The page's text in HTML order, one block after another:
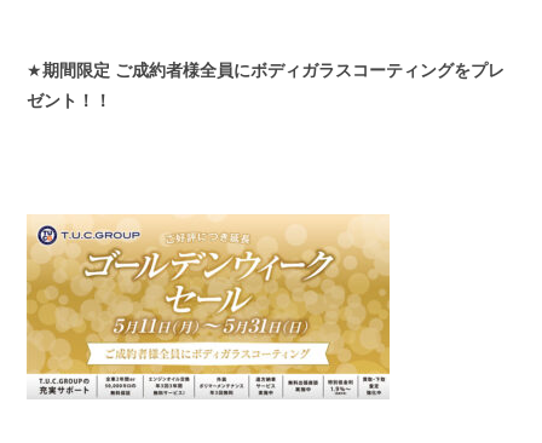
★期間限定 ご成約者様全員にボディガラスコーティングをプレ
ゼント！！